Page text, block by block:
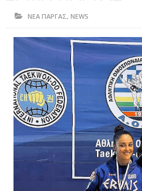
ΑΡΤΑ
ΙΩΑΝΝΙΝΑ
ΘΕΣΠΡΩΤΙΑ
ΙΟΝΙΑ ΝΗΣΙΑ
ΚΑΙ ΕΛΛΑΔΑ
ΥΓΕΙΑ-ΟΜΟΡΦΙΑ
ΝΕΑ ΠΑΡΓΑΣ, NEWS